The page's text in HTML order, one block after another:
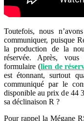
Toutefois, nous
communiquer, puisque
la production de la
réservée. Après,
formulaire (lien de
est étonnant, surtout
communiqué par le
disponible au prix de 44
sa déclinaison R ?
Pour rappel la Mégane